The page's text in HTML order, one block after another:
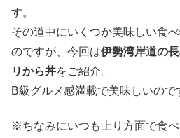
す。
その道中にいくつか美味しい食
のですが、今回は伊勢湾岸道の
リから丼をご紹介。
B級グルメ感満載で美味しいので
※ちなみにいつも上り方面で食